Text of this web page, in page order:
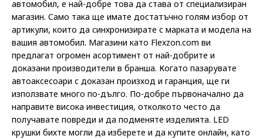
автомобил, е най-добре това да става от специализиран
магазин. Само така ще имате достатъчно голям избор от
артикули, които да синхронизирате с марката и модела на
вашия автомобил. Магазини като Flexzon.com ви
предлагат огромен асортимент от най-добрите и
доказани производители в бранша. Когато пазарувате
автоаксесоари с доказан произход и гаранция, ще ги
използвате много по-дълго. По-добре първоначално да
направите висока инвестиция, отколкото често да
получавате повреди и да подменяте изделията. LED
крушки бихте могли да изберете и да купите онлайн, като